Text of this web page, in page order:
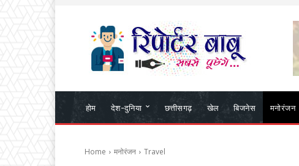
होम देश-दुनिया छत्तीसगढ़ खेल बिजनेस मनोरंजन
Home मनोरंजन Travel